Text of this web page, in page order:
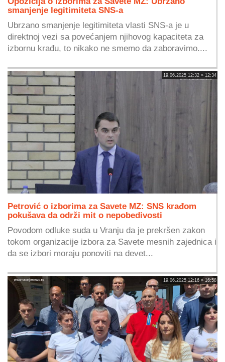
smanjenje legitimiteta SNS-a
Ubrzano smanjenje legitimiteta vlasti SNS-a je u
direktnoj vezi sa povećanjem njihovog kapaciteta za
izbornu krađu, to nikako ne smemo da zaboravimo....
19.06.2025 12:32 » 12:34
Petrović o izborima za Savete MZ: SNS krađom
pokušava da održi mit o nepobedivosti
Povodom odluke suda u Vranju da je prekršen zakon
tokom organizacije izbora za Savete mesnih zajednica i
da se izbori moraju ponoviti na devet...
19.06.2025 12:16 » 16:58